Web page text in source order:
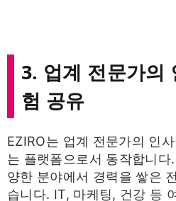
3. 업계 전문가의
험 공유
EZIRO는 업계 전문가의 인
는 플랫폼으로서 동작합니
양한 분야에서 경력을 쌓은
습니다. IT, 마케팅, 건강 등